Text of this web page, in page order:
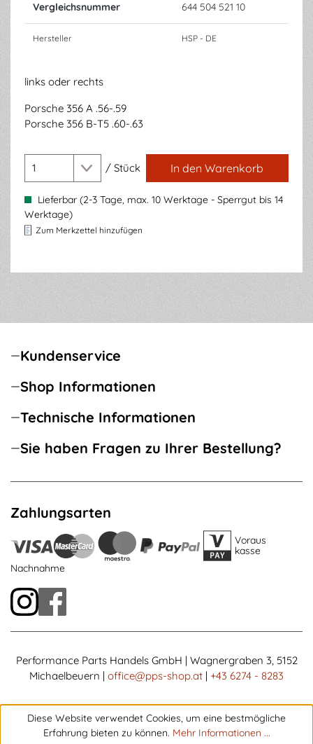
Vergleichsnummer 644 504 521 10
Hersteller HSP - DE
links oder rechts
Porsche 356 A .56-.59
Porsche 356 B-T5 .60-.63
/ Stück In den Warenkorb
Lieferbar (2-3 Tage, max. 10 Werktage - Sperrgut bis 14
Werktage)
Zum Merkzettel hinzufügen
Kundenservice
Shop Informationen
Technische Informationen
Sie haben Fragen zu Ihrer Bestellung?
Zahlungsarten
Voraus
kasse
Nachnahme
Performance Parts Handels GmbH | Wagnergraben 3, 5152
Michaelbeuern | office@pps-shop.at | +43 6274 - 8283
Diese Website verwendet Cookies, um eine bestmögliche
Erfahrung bieten zu können. Mehr Informationen ...